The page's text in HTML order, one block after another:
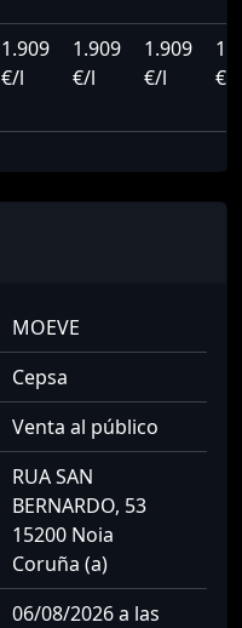
1.909
€/l
1.909
€/l
1.909
€/l
€/l
MOEVE
Cepsa
Venta al público
RUA SAN
BERNARDO, 53
15200 Noia
Coruña (a)
06/08/2026 a las